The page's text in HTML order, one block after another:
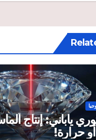
ياباني: إنتاج
حرارة!